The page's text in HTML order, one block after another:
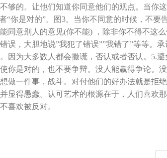
够的。让他们知道你同意他们的观点。当你
“你是对的”。图3。当你不同意的时候，不
同意别人的意见(你不能) ，除非你不得不这
误，大胆地说”我犯了错误””我错了”等等。
因为大多数人都会撒谎，否认或者否认。5.
你是对的，也不要争辩。没人能赢得争论。
做一件事，战斗。对付他们的好办法就是拒
显得愚蠢。认可艺术的根源在于，人们喜欢
喜欢被反对。